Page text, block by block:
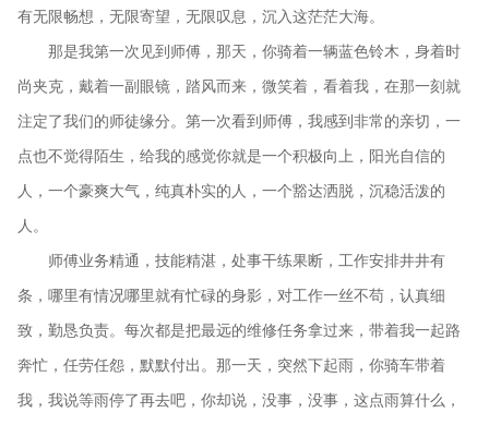
有无限畅想，无限寄望，无限叹息，沉入这茫茫大海。
那是我第一次见到师傅，那天，你骑着一辆蓝色铃木，身着时
尚夹克，戴着一副眼镜，踏风而来，微笑着，看着我，在那一刻就
注定了我们的师徒缘分。第一次看到师傅，我感到非常的亲切，一
点也不觉得陌生，给我的感觉你就是一个积极向上，阳光自信的
人，一个豪爽大气，纯真朴实的人，一个豁达洒脱，沉稳活泼的
人。
师傅业务精通，技能精湛，处事干练果断，工作安排井井有
条，哪里有情况哪里就有忙碌的身影，对工作一丝不苟，认真细
致，勤恳负责。每次都是把最远的维修任务拿过来，带着我一起路
奔忙，任劳任怨，默默付出。那一天，突然下起雨，你骑车带着
我，我说等雨停了再去吧，你却说，没事，没事，这点雨算什么，